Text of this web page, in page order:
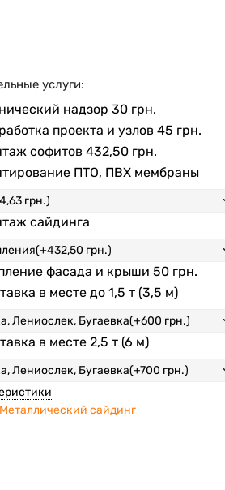
услуги:
надзор30 грн.
проекта и узлов45 грн.
софитов432,50 грн.
ПТО, ПВХ мембраны
сайдинга
фасада и крыши50 грн.
в месте до 1,5 т (3,5 м)
в месте 2,5 т (6 м)
Металлический сайдинг